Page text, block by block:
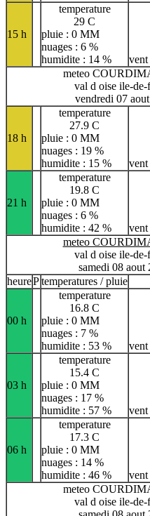
15 h
temperature
29 C
pluie : 0 MM
nuages : 6 %
humidite : 14 %
meteo
val d oise ile-de-
vendredi 07
18 h
temperature
27.9 C
pluie : 0 MM
nuages : 19 %
humidite : 15 %
21 h
temperature
19.8 C
pluie : 0 MM
nuages : 6 %
humidite : 42 %
meteo
val d oise ile-de-
samedi 08 aout
heurePtemperatures / pluie
00 h
temperature
16.8 C
pluie : 0 MM
nuages : 7 %
humidite : 53 %
03 h
temperature
15.4 C
pluie : 0 MM
nuages : 17 %
humidite : 57 %
06 h
temperature
17.3 C
pluie : 0 MM
nuages : 14 %
humidite : 46 %
meteo
val d oise ile-de-